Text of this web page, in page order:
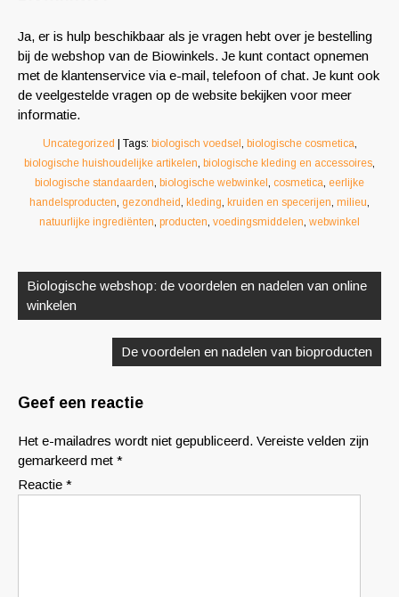
Ja, er is hulp beschikbaar als je vragen hebt over je bestelling
bij de webshop van de Biowinkels. Je kunt contact opnemen
met de klantenservice via e-mail, telefoon of chat. Je kunt ook
de veelgestelde vragen op de website bekijken voor meer
informatie.
Uncategorized | Tags: biologisch voedsel , biologische cosmetica,
biologische huishoudelijke artikelen, biologische kleding en accessoires,
biologische standaarden, biologische webwinkel , cosmetica, eerlijke
handelsproducten, gezondheid, kleding, kruiden en specerijen, milieu,
natuurlijke ingrediënten, producten, voedingsmiddelen, webwinkel
Biologische webshop: de voordelen en nadelen van online
winkelen
De voordelen en nadelen van bioproducten
Geef een reactie
Het e-mailadres wordt niet gepubliceerd. Vereiste velden zijn
gemarkeerd met *
Reactie *